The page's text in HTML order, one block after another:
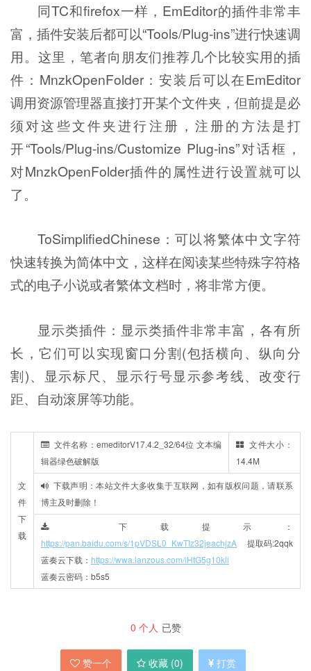
同TC和firefox一样，EmEditor的插件非常丰
富，插件安装后都可以“Tools/Plug-ins”进行快速调
用。这里，笔者向朋友们推荐几个比较实用的插
件：MnzkOpenFolder：安装后可以在EmEditor
调用资源管理器直接打开某个文件夹，但前提是必
须对这些文件夹进行注册，注册的方法是打
开“Tools/Plug-ins/Customize Plug-ins”对话框，
对MnzkOpenFolder插件的属性进行设置就可以
了。
ToSimplifiedChinese：可以将繁体中文字符
快速转换为简体中文，这样在阅读某些特殊字符格
式的电子小说或者繁体文档时，将非常方便。
显示类插件：显示类插件非常丰富，各有所
长，它们可以实现窗口分割(包括横向、纵向分
割)、显示标尺、显示行号显示参考线、改变行
距、自动滚屏等功能。
文
件
下
载
文件名称：emeditorV17.4.2_32/64位 文本编
辑器绿色破解版
文件大小：
14.4M
下载声明：本站文件大多收集于互联网，如有版权问题，请联系
博主及时删除！
下载提示：
https://pan.baidu.com/s/1pVDSL0_KwTIz32jeachjzA
提取码:2qqk
蓝奏云下载： https://wwa.lanzous.com/iHtG5g10kli
蓝奏云密码：b5s5
0 个人 已赞
赞一个 收藏 (0) 打赏